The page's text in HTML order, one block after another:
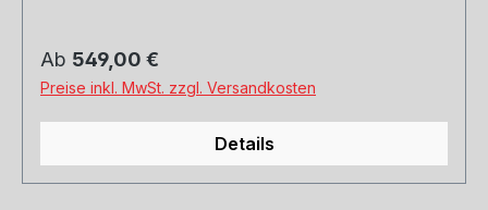
Regulärer Preis:
Ab 549,00 €
Preise inkl. MwSt. zzgl. Versandkosten
Details